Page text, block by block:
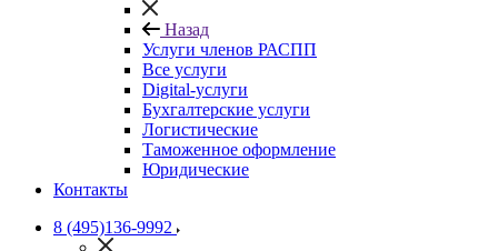
Назад
Услуги членов РАСПП
Все услуги
Digital-услуги
Бухгалтерские услуги
Логистические
Таможенное оформление
Юридические
Контакты
8 (495)136-9992